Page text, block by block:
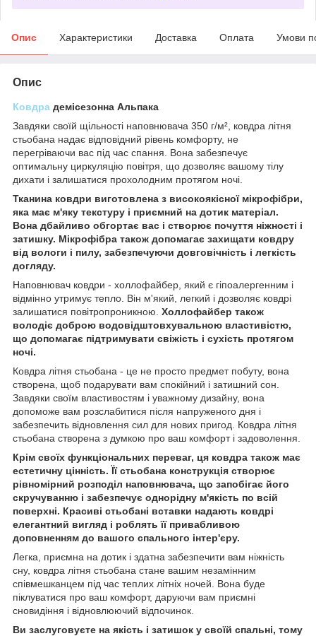
Опис Характеристики Доставка Оплата Умови
Опис
Ковдра демісезонна Альпака
Завдяки своїй щільності наповнювача 350 г/м², ковдра літня
стьобана надає відповідний рівень комфорту, не
перегріваючи вас під час спання. Вона забезпечує
оптимальну циркуляцію повітря, що дозволяє вашому тілу
дихати і залишатися прохолодним протягом ночі.
Тканина ковдри виготовлена з високоякісної мікрофібри,
яка має м'яку текстуру і приємний на дотик матеріал.
Вона дбайливо обгортає вас і створює почуття ніжності і
затишку. Мікрофібра також допомагає захищати ковдру
від вологи і пилу, забезпечуючи довговічність і легкість
догляду.
Наповнювач ковдри - холлофайбер, який є гіпоалергенним і
відмінно утримує тепло. Він м'який, легкий і дозволяє ковдрі
залишатися повітропроникною. Холлофайбер також
володіє доброю водовідштовхувальною властивістю,
що допомагає підтримувати свіжість і сухість протягом
ночі.
Ковдра літня стьобана - це не просто предмет побуту, вона
створена, щоб подарувати вам спокійний і затишний сон.
Завдяки своїм властивостям і уважному дизайну, вона
допоможе вам розслабитися після напруженого дня і
забезпечить відновлення сил для нових пригод. Ковдра літня
стьобана створена з думкою про ваш комфорт і задоволення.
Крім своїх функціональних переваг, ця ковдра також має
естетичну цінність. Її стьобана конструкція створює
рівномірний розподіл наповнювача, що запобігає його
скручуванню і забезпечує однорідну м'якість по всій
поверхні. Красиві стьобані вставки надають ковдрі
елегантний вигляд і роблять її привабливою
доповненням до вашого спального інтер'єру.
Легка, приємна на дотик і здатна забезпечити вам ніжність
сну, ковдра літня стьобана стане вашим незамінним
співмешканцем під час теплих літніх ночей. Вона буде
піклуватися про ваш комфорт, даруючи вам приємні
сновидіння і відновлюючий відпочинок.
Ви заслуговуєте на якість і затишок у своїй спальні, тому